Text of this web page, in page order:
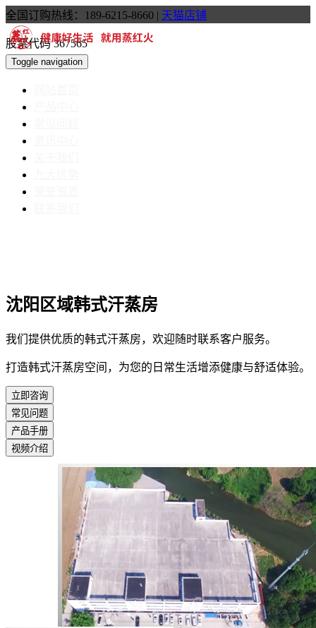
全国订购热线：189-6215-8660 | 天猫店铺
股票代码 367565
Toggle navigation
沈阳区域韩式汗蒸房
我们提供优质的韩式汗蒸房，欢迎随时联系客户服务。
打造韩式汗蒸房空间，为您的日常生活增添健康与舒适体验。
立即咨询
常见问题
产品手册
视频介绍